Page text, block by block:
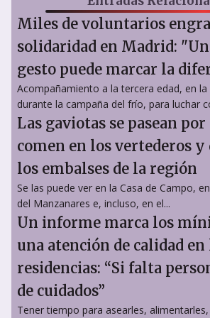
Miles de voluntarios
solidaridad en Madrid:
gesto puede marcar la
Acompañamiento a la tercera edad, en
durante la campaña del frío, para luchar
Las gaviotas se pasean
comen en los vertederos y
los embalses de la región
Se las puede ver en la Casa de Campo,
del Manzanares e, incluso, en el...
Un informe marca los
una atención de calidad en
residencias: “Si falta
de cuidados”
Tener tiempo para asearles,